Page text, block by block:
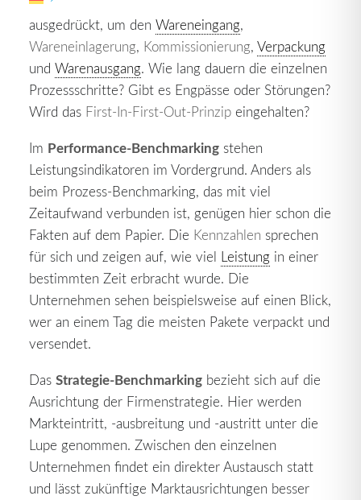
ausgedrückt, um den Wareneingang,
Wareneinlagerung, Kommissionierung, Verpackung
und Warenausgang. Wie lang dauern die einzelnen
Prozessschritte? Gibt es Engpässe oder Störungen?
Wird das First-In-First-Out-Prinzip eingehalten?
Im Performance-Benchmarking stehen
Leistungsindikatoren im Vordergrund. Anders als
beim Prozess-Benchmarking, das mit viel
Zeitaufwand verbunden ist, genügen hier schon die
Fakten auf dem Papier. Die Kennzahlen sprechen
für sich und zeigen auf, wie viel Leistung in einer
bestimmten Zeit erbracht wurde. Die
Unternehmen sehen beispielsweise auf einen Blick,
wer an einem Tag die meisten Pakete verpackt und
versendet.
Das Strategie-Benchmarking bezieht sich auf die
Ausrichtung der Firmenstrategie. Hier werden
Markteintritt, -ausbreitung und -austritt unter die
Lupe genommen. Zwischen den einzelnen
Unternehmen findet ein direkter Austausch statt
und lässt zukünftige Marktausrichtungen besser